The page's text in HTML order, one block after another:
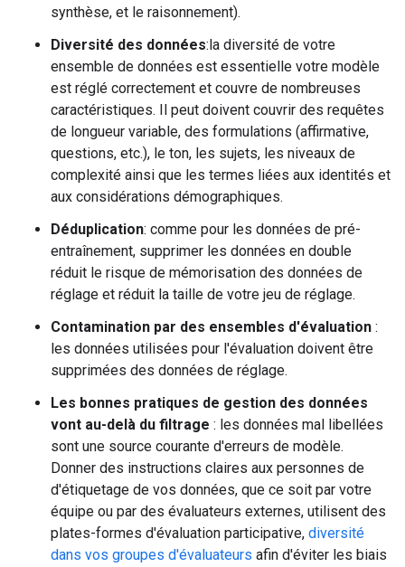
synthèse, et le raisonnement).
Diversité des données:la diversité de votre
ensemble de données est essentielle votre modèle
est réglé correctement et couvre de nombreuses
caractéristiques. Il peut doivent couvrir des requêtes
de longueur variable, des formulations (affirmative,
questions, etc.), le ton, les sujets, les niveaux de
complexité ainsi que les termes liées aux identités et
aux considérations démographiques.
Déduplication: comme pour les données de pré-
entraînement, supprimer les données en double
réduit le risque de mémorisation des données de
réglage et réduit la taille de votre jeu de réglage.
Contamination par des ensembles d'évaluation :
les données utilisées pour l'évaluation doivent être
supprimées des données de réglage.
Les bonnes pratiques de gestion des données
vont au-delà du filtrage : les données mal libellées
sont une source courante d'erreurs de modèle.
Donner des instructions claires aux personnes de
d'étiquetage de vos données, que ce soit par votre
équipe ou par des évaluateurs externes, utilisent des
plates-formes d'évaluation participative, diversité
dans vos groupes d'évaluateurs afin d'éviter les biais